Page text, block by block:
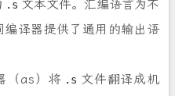
.s 文本文件。汇编语言为不
编译器提供了通用的输出语
（as）将 .s 文件翻译成机